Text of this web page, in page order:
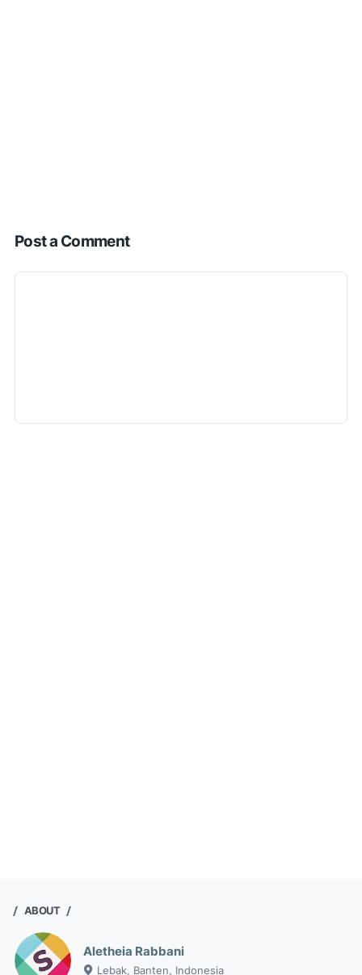
Post a Comment
ABOUT
Aletheia Rabbani
Lebak, Banten, Indonesia